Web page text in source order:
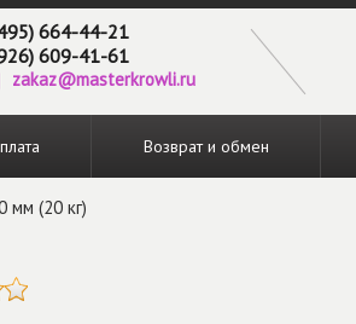
664-44-21
609-41-61
zakaz@masterkrowli.ru
Возврат и обмен
мм (20 кг)